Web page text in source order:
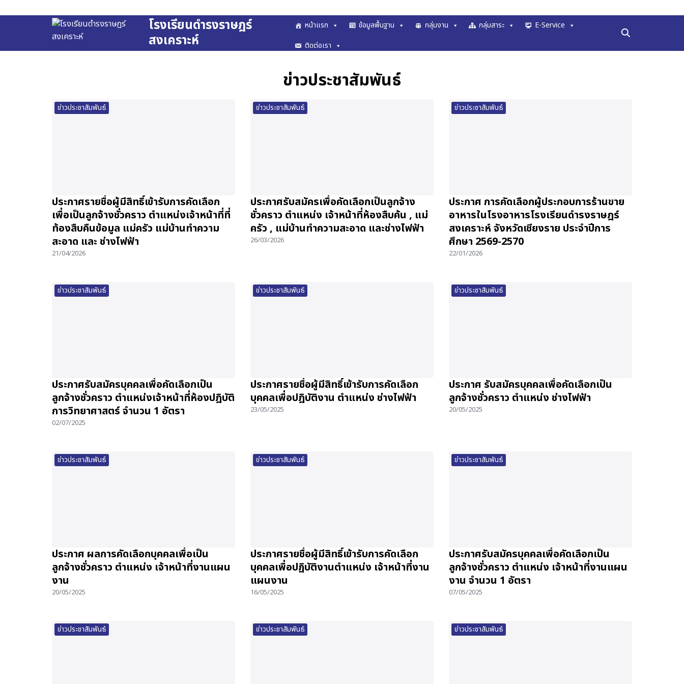
to
โรงเรียนดำรงราษฎร์
สงเคราะห์
หน้าแรก ข้อมูลพื้นฐาน กลุ่มงาน กลุ่มสาระ
E-Service
ติดต่อเรา
for:
ข่าวประชาสัมพันธ์
ข่าวประชาสัมพันธ์
ประกาศรายชื่อผู้มีสิทธิ์เข้ารับการคัดเลือก
เพื่อเป็นลูกจ้างชั่วคราว ตำแหน่งเจ้าหน้าที่ที่
ท้องสืบคืนข้อมูล แม่ครัว แม่บ้านทำความ
สะอาด และ ช่างไฟฟ้า
21/04/2026
ข่าวประชาสัมพันธ์
ประกาศรับสมัครเพื่อคัดเลือกเป็นลูกจ้าง
ชั่วคราว ตำแหน่ง เจ้าหน้าที่ห้องสืบค้น , แม่
ครัว , แม่บ้านทำความสะอาด และช่างไฟฟ้า
26/03/2026
ข่าวประชาสัมพันธ์
ประกาศ การคัดเลือกผู้ประกอบการร้านขาย
อาหารในโรงอาหารโรงเรียนดำรงราษฎร์
สงเคราะห์ จังหวัดเชียงราย ประจำปีการ
ศึกษา 2569-2570
22/01/2026
ข่าวประชาสัมพันธ์
ประกาศรับสมัครบุคคลเพื่อคัดเลือกเป็น
ลูกจ้างชั่วคราว ตำแหน่งเจ้าหน้าที่ห้องปฎิบัติ
การวิทยาศาสตร์ จำนวน 1 อัตรา
02/07/2025
ข่าวประชาสัมพันธ์
ประกาศรายชื่อผู้มีสิทธิ์เข้ารับการคัดเลือก
บุคคลเพื่อปฎิบัติงาน ตำแหน่ง ช่างไฟฟ้า
23/05/2025
ข่าวประชาสัมพันธ์
ประกาศ รับสมัครบุคคลเพื่อคัดเลือกเป็น
ลูกจ้างชั่วคราว ตำแหน่ง ช่างไฟฟ้า
20/05/2025
ข่าวประชาสัมพันธ์
ประกาศ ผลการคัดเลือกบุคคลเพื่อเป็น
ลูกจ้างชั่วคราว ตำแหน่ง เจ้าหน้าที่งานแผน
งาน
20/05/2025
ข่าวประชาสัมพันธ์
ประกาศรายชื่อผู้มีสิทธิ์เข้ารับการคัดเลือก
บุคคลเพื่อปฏิบัติงานตำแหน่ง เจ้าหน้าที่งาน
แผนงาน
16/05/2025
ข่าวประชาสัมพันธ์
ประกาศรับสมัครบุคคลเพื่อคัดเลือกเป็น
ลูกจ้างชั่วคราว ตำแหน่ง เจ้าหน้าที่งานแผน
งาน จำนวน 1 อัตรา
07/05/2025
ข่าวประชาสัมพันธ์ ข่าวประชาสัมพันธ์ ข่าวประชาสัมพันธ์